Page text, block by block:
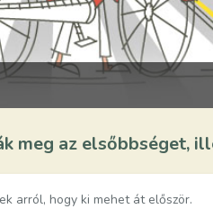
meg az elsőbbséget,
arról, hogy ki mehet át először.